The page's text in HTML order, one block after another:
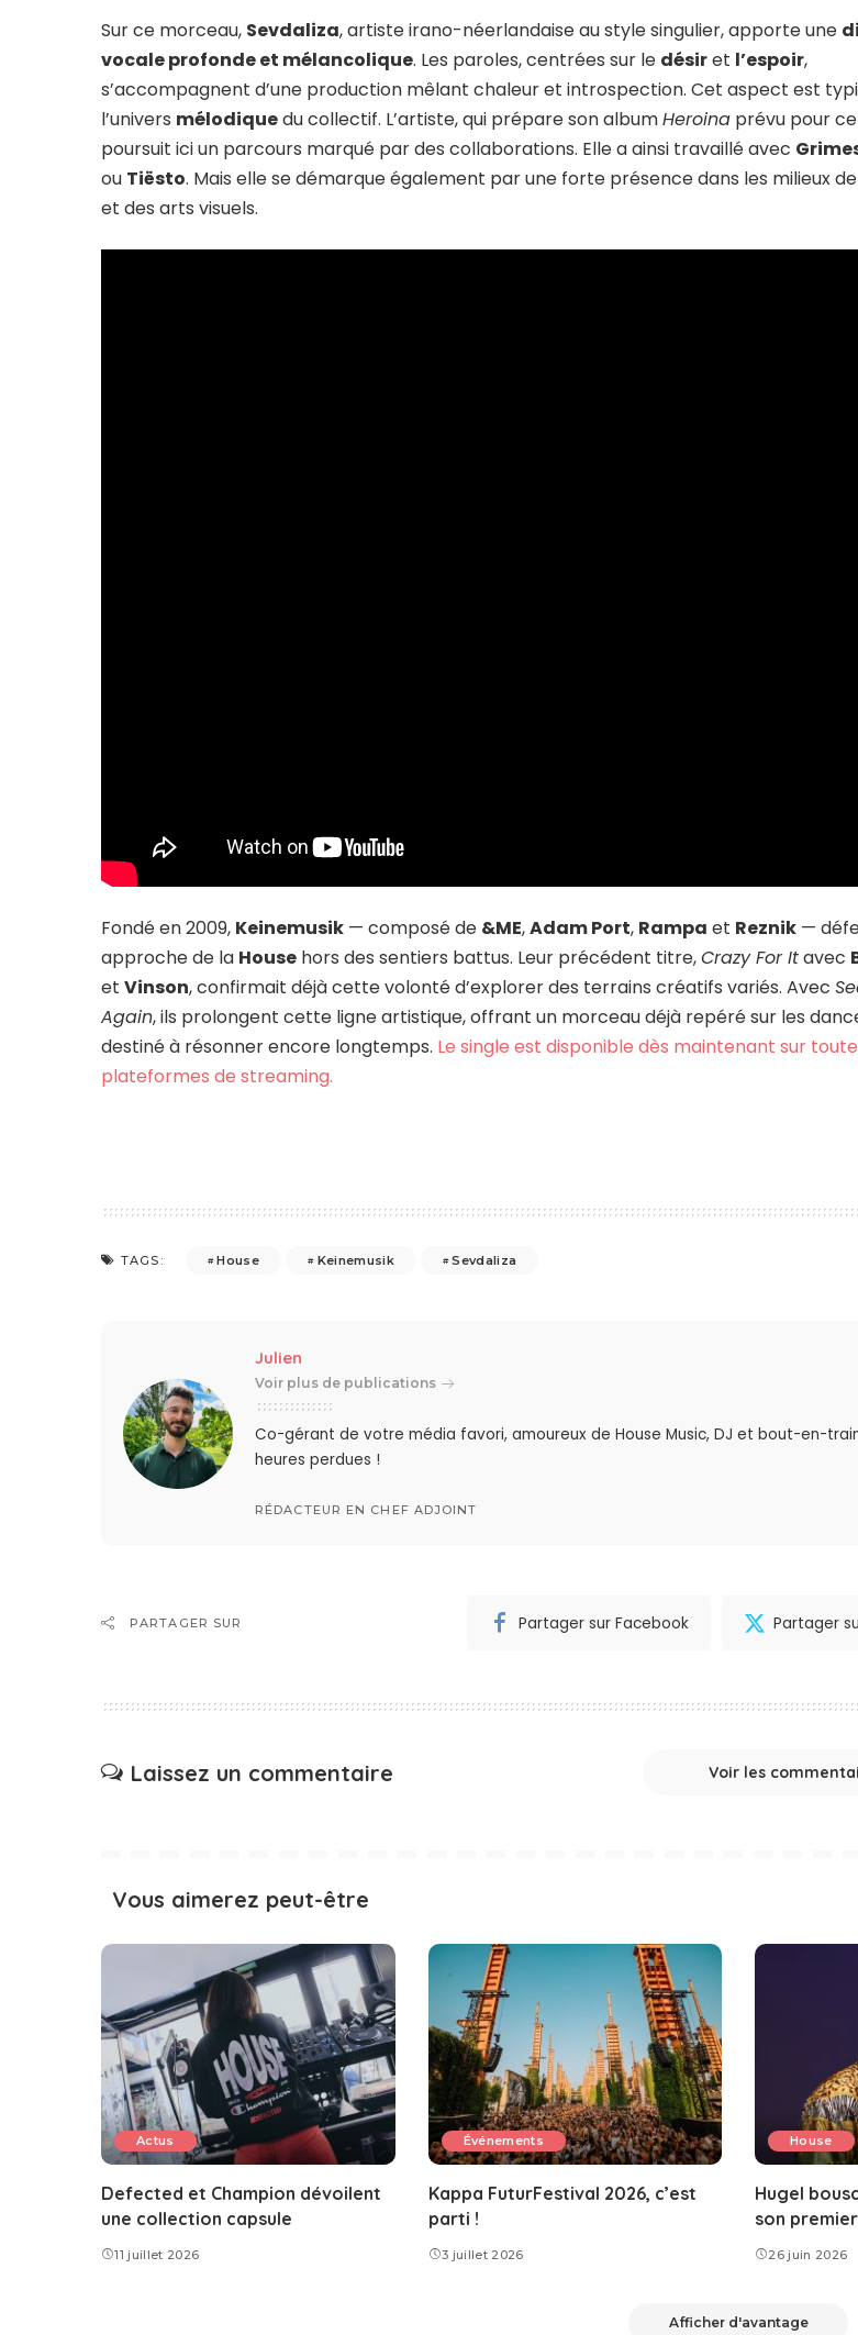
Sur ce morceau, Sevdaliza, artiste irano-néerlandaise au style singulier, apporte une
vocale profonde et mélancolique. Les paroles, centrées sur le désiret l’espoir,
s’accompagnent d’une production mêlant chaleur et introspection. Cet aspect est
l’univers mélodiquedu collectif. L’artiste, qui prépare son albumHeroina prévu pour
poursuit ici un parcours marqué par des collaborations. Elle a ainsi travaillé avec
ou Tiësto. Mais elle se démarque également par une forte présence dans les milieux
et des arts visuels.
Fondé en 2009, Keinemusik — composé de &ME,Adam Port, Rampa et Reznik —
approche de la House hors des sentiers battus. Leur précédent titre,Crazy For Itavec
etVinson, confirmait déjà cette volonté d’explorer des terrains créatifs variés. Avec
Again, ils prolongent cette ligne artistique, offrant un morceau déjà repéré sur les
destiné à résonner encore longtemps. Le single est disponible dès maintenant sur
plateformes de streaming.
TAGS: House Keinemusik Sevdaliza
Julien
Voir plus de publications
Co-gérant de votre média favori, amoureux de House Music, DJ et bout-en-
heures perdues !
RÉDACTEUR EN CHEF ADJOINT
PARTAGER SUR Partager sur Facebook Partager
Laissez un commentaire Voir les
Vous aimerez peut-être
Actus
Defected et Champion dévoilent
une collection capsule
11 juillet 2026
Événements
Kappa FuturFestival 2026, c’est
parti !
3 juillet 2026
House
Hugel
son premier
26 juin 2026
Afficher d'avantage